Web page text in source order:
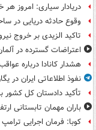
دریادار سیاری: امروز
وقوع حادثه دریایی در
تاکید الزیدی بر خروج
اعتراضات گسترده در
هشدار کانادا درباره عواقب تعرفه ۵۰
نفوذ اطلاعاتی ایران در
تأکید دادستان کل کشور
باران مهمان تابستانی
کوبا: فرمان اجرایی